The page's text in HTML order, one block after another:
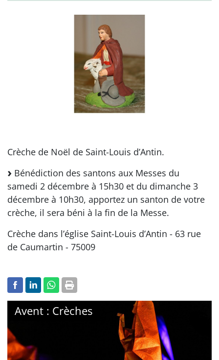
Crèche de Noël de Saint-Louis d’Antin.
Bénédiction des santons aux Messes du
samedi 2 décembre à 15h30 et du dimanche 3
décembre à 10h30, apportez un santon de votre
crèche, il sera béni à la fin de la Messe.
Crèche dans l’église Saint-Louis d’Antin - 63 rue
de Caumartin - 75009
Avent : Crèches